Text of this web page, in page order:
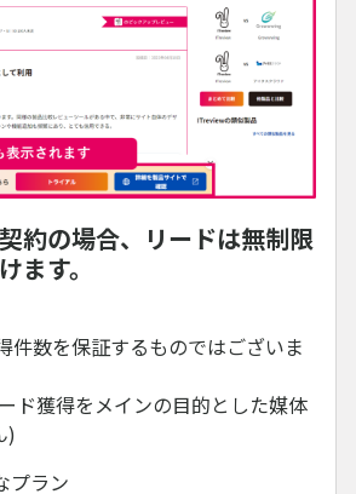
約の場合、リードは無制限
ます。
件数を保証するものではございま
ド獲得をメインの目的とした媒体
)
プラン